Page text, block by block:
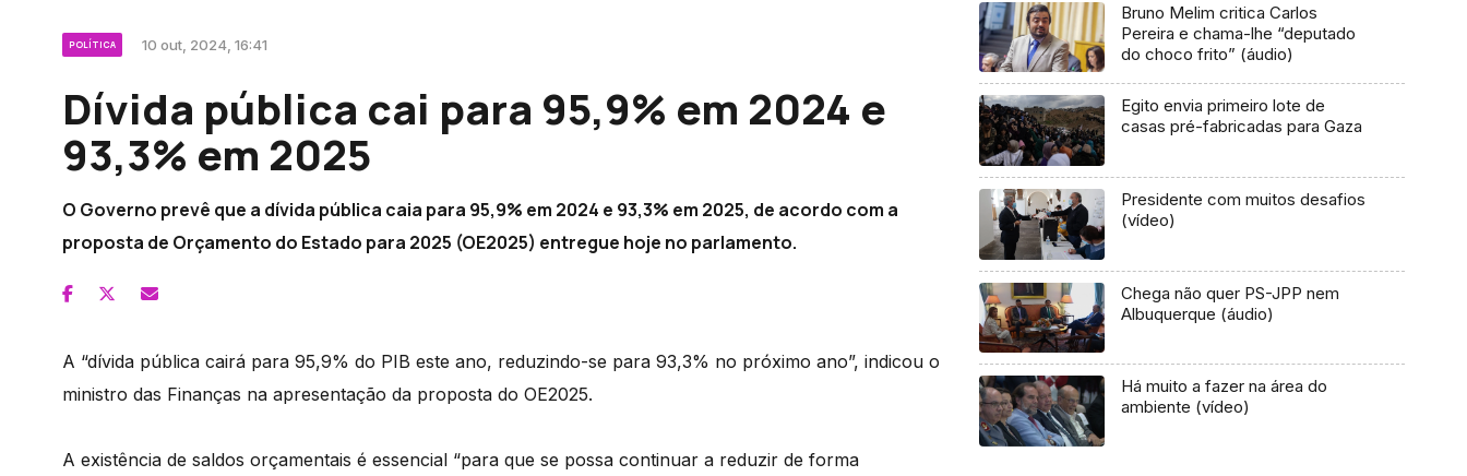
POLÍTICA 10 out, 2024, 16:41
Dívida pública cai para 95,9% em 2024 e
93,3% em 2025
O Governo prevê que a dívida pública caia para 95,9% em 2024 e 93,3% em 2025, de acordo com a
proposta de Orçamento do Estado para 2025 (OE2025) entregue hoje no parlamento.
A “dívida pública cairá para 95,9% do PIB este ano, reduzindo-se para 93,3% no próximo ano”, indicou o
ministro das Finanças na apresentação da proposta do OE2025.
A existência de saldos orçamentais é essencial “para que se possa continuar a reduzir de forma
Bruno Melim critica Carlos
Pereira e chama-lhe “deputado
do choco frito” (áudio)
Egito envia primeiro lote de
casas pré-fabricadas para Gaza
Presidente com muitos desafios
(vídeo)
Chega não quer PS-JPP nem
Albuquerque (áudio)
Há muito a fazer na área do
ambiente (vídeo)